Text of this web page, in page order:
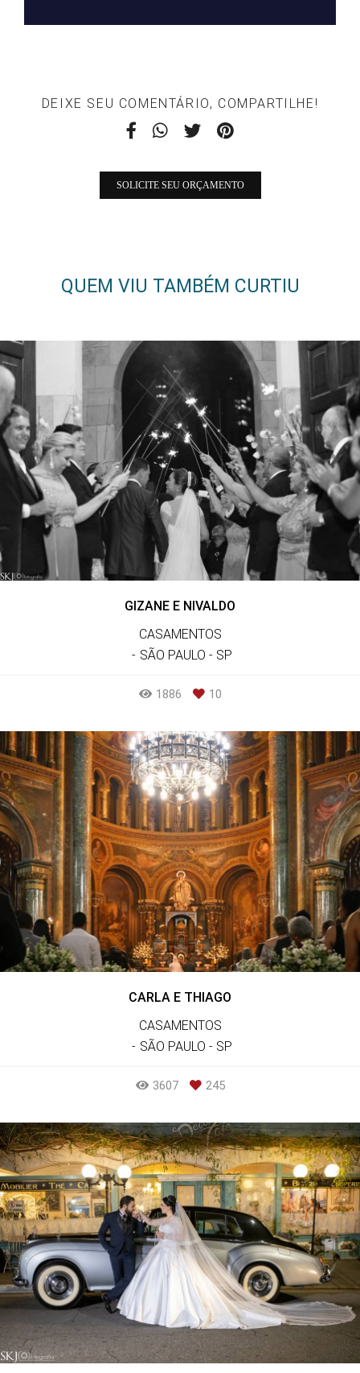
DEIXE SEU COMENTÁRIO, COMPARTILHE!
SOLICITE SEU ORÇAMENTO
QUEM VIU TAMBÉM CURTIU
GIZANE E NIVALDO
CASAMENTOS
SÃO PAULO - SP
1886 10
CARLA E THIAGO
CASAMENTOS
SÃO PAULO - SP
3607 245